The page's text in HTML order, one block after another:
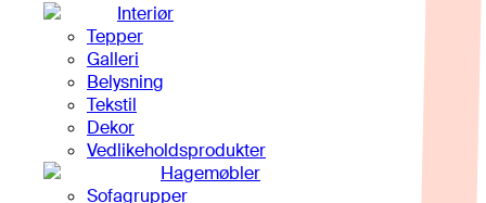
Interiør
Tepper
Galleri
Belysning
Tekstil
Dekor
Vedlikeholdsprodukter
Hagemøbler
Sofagrupper